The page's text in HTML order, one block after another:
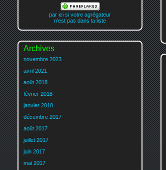
par ici si votre agrégateur
n'est pas dans la liste
Archives
novembre 2023
avril 2021
août 2018
février 2018
janvier 2018
décembre 2017
août 2017
juillet 2017
juin 2017
mai 2017